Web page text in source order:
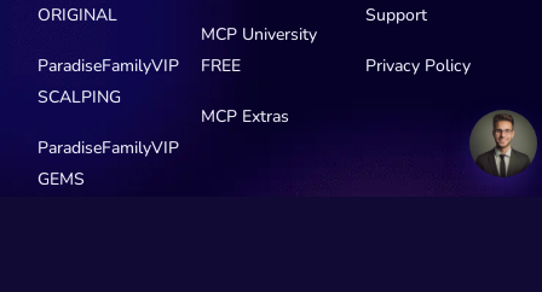
ORIGINAL
ParadiseFamilyVIP
SCALPING
ParadiseFamilyVIP
GEMS
MCP University
FREE
MCP Extras
Support
Privacy Policy